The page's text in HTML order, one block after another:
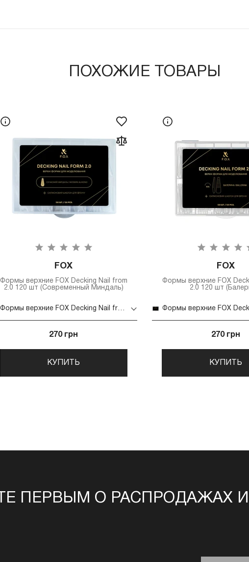
ПОХОЖИЕ ТОВАРЫ
FOX
Формы верхние FOX Decking Nail from
2.0 120 шт (Современный Миндаль)
Формы верхние FOX Decking Nail from 2.0 120 шт (Современный Миндаль)
270 грн
КУПИТЬ
FOX
Формы верхние FOX
2.0 120 шт
270 грн
КУПИТЬ
ПЕРВЫМ О РАСПРОДАЖАХ